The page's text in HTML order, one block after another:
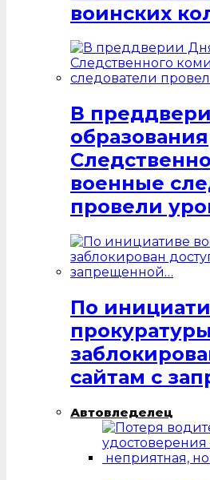
воинских
В
образования
военные
провели
По
прокуратуры
сайтам с
Автовледелец